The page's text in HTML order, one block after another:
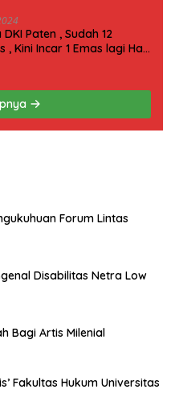
Paten , Sudah 12
, Kini Incar 1 Emas lagi Hari
Forum Lintas
Disabilitas Netra Low
Bagi Artis Milenial